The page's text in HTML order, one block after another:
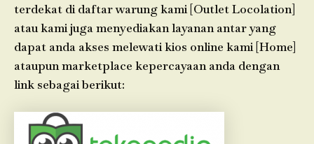
terdekat di daftar warung kami [Outlet Locolation]
atau kami juga menyediakan layanan antar yang
dapat anda akses melewati kios online kami [Home]
ataupun marketplace kepercayaan anda dengan
link sebagai berikut: